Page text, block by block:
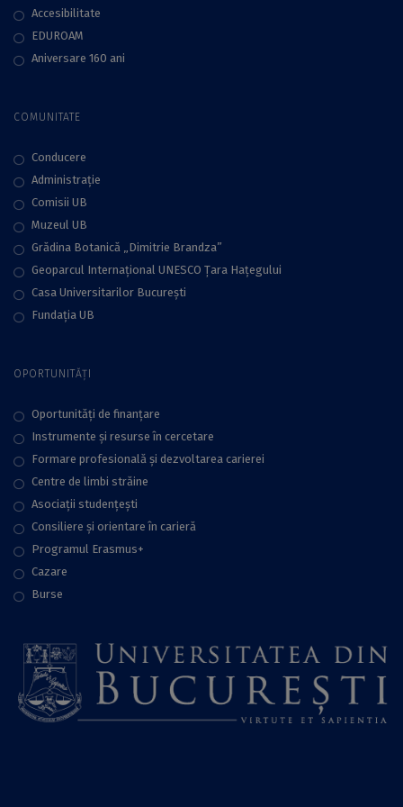
Accesibilitate
EDUROAM
Aniversare 160 ani
COMUNITATE
Conducere
Administraţie
Comisii UB
Muzeul UB
Grădina Botanică „Dimitrie Brandza”
Geoparcul Internațional UNESCO Țara Hațegului
Casa Universitarilor București
Fundaţia UB
OPORTUNITĂȚI
Oportunități de finanțare
Instrumente și resurse în cercetare
Formare profesională și dezvoltarea carierei
Centre de limbi străine
Asociații studențești
Consiliere şi orientare în carieră
Programul Erasmus+
Cazare
Burse